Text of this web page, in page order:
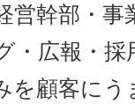
営幹部・事
・広報・採
を顧客に